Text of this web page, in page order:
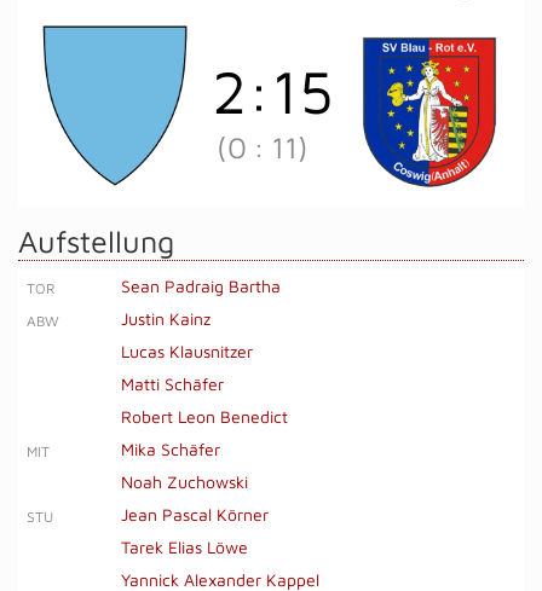
2: 15
(0 : 11)
Aufstellung
TOR Sean Padraig Bartha
ABW
Justin Kainz
Lucas Klausnitzer
Matti Schäfer
Robert Leon Benedict
MIT
Mika Schäfer
Noah Zuchowski
STU
Jean Pascal Körner
Tarek Elias Löwe
Yannick Alexander Kappel